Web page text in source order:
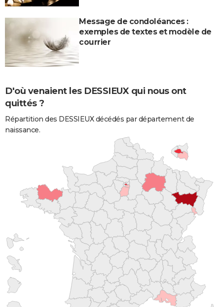
Message de condoléances :
exemples de textes et modèle de
courrier
D'où venaient les DESSIEUX qui nous ont
quittés ?
Répartition des DESSIEUX décédés par département de
naissance.